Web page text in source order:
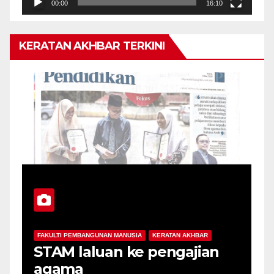
00:00 16:10
KERATAN AKHBAR TERKINI
FAKULTI PEMBANGUNAN MANUSIA KERATAN AKHBAR
STAM laluan ke pengajian
agama